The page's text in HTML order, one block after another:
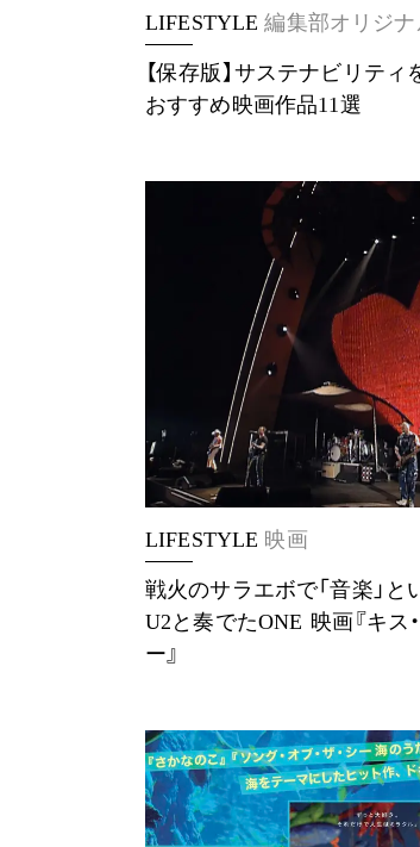
LIFESTYLE 編集部オリジ
【保存版】サステナビリテ
おすすめ映画作品11選
LIFESTYLE 映画
戦火のサラエボで「音楽」と
U2と奏でたONE 映画『キス・ザ・フューチャ
ー』